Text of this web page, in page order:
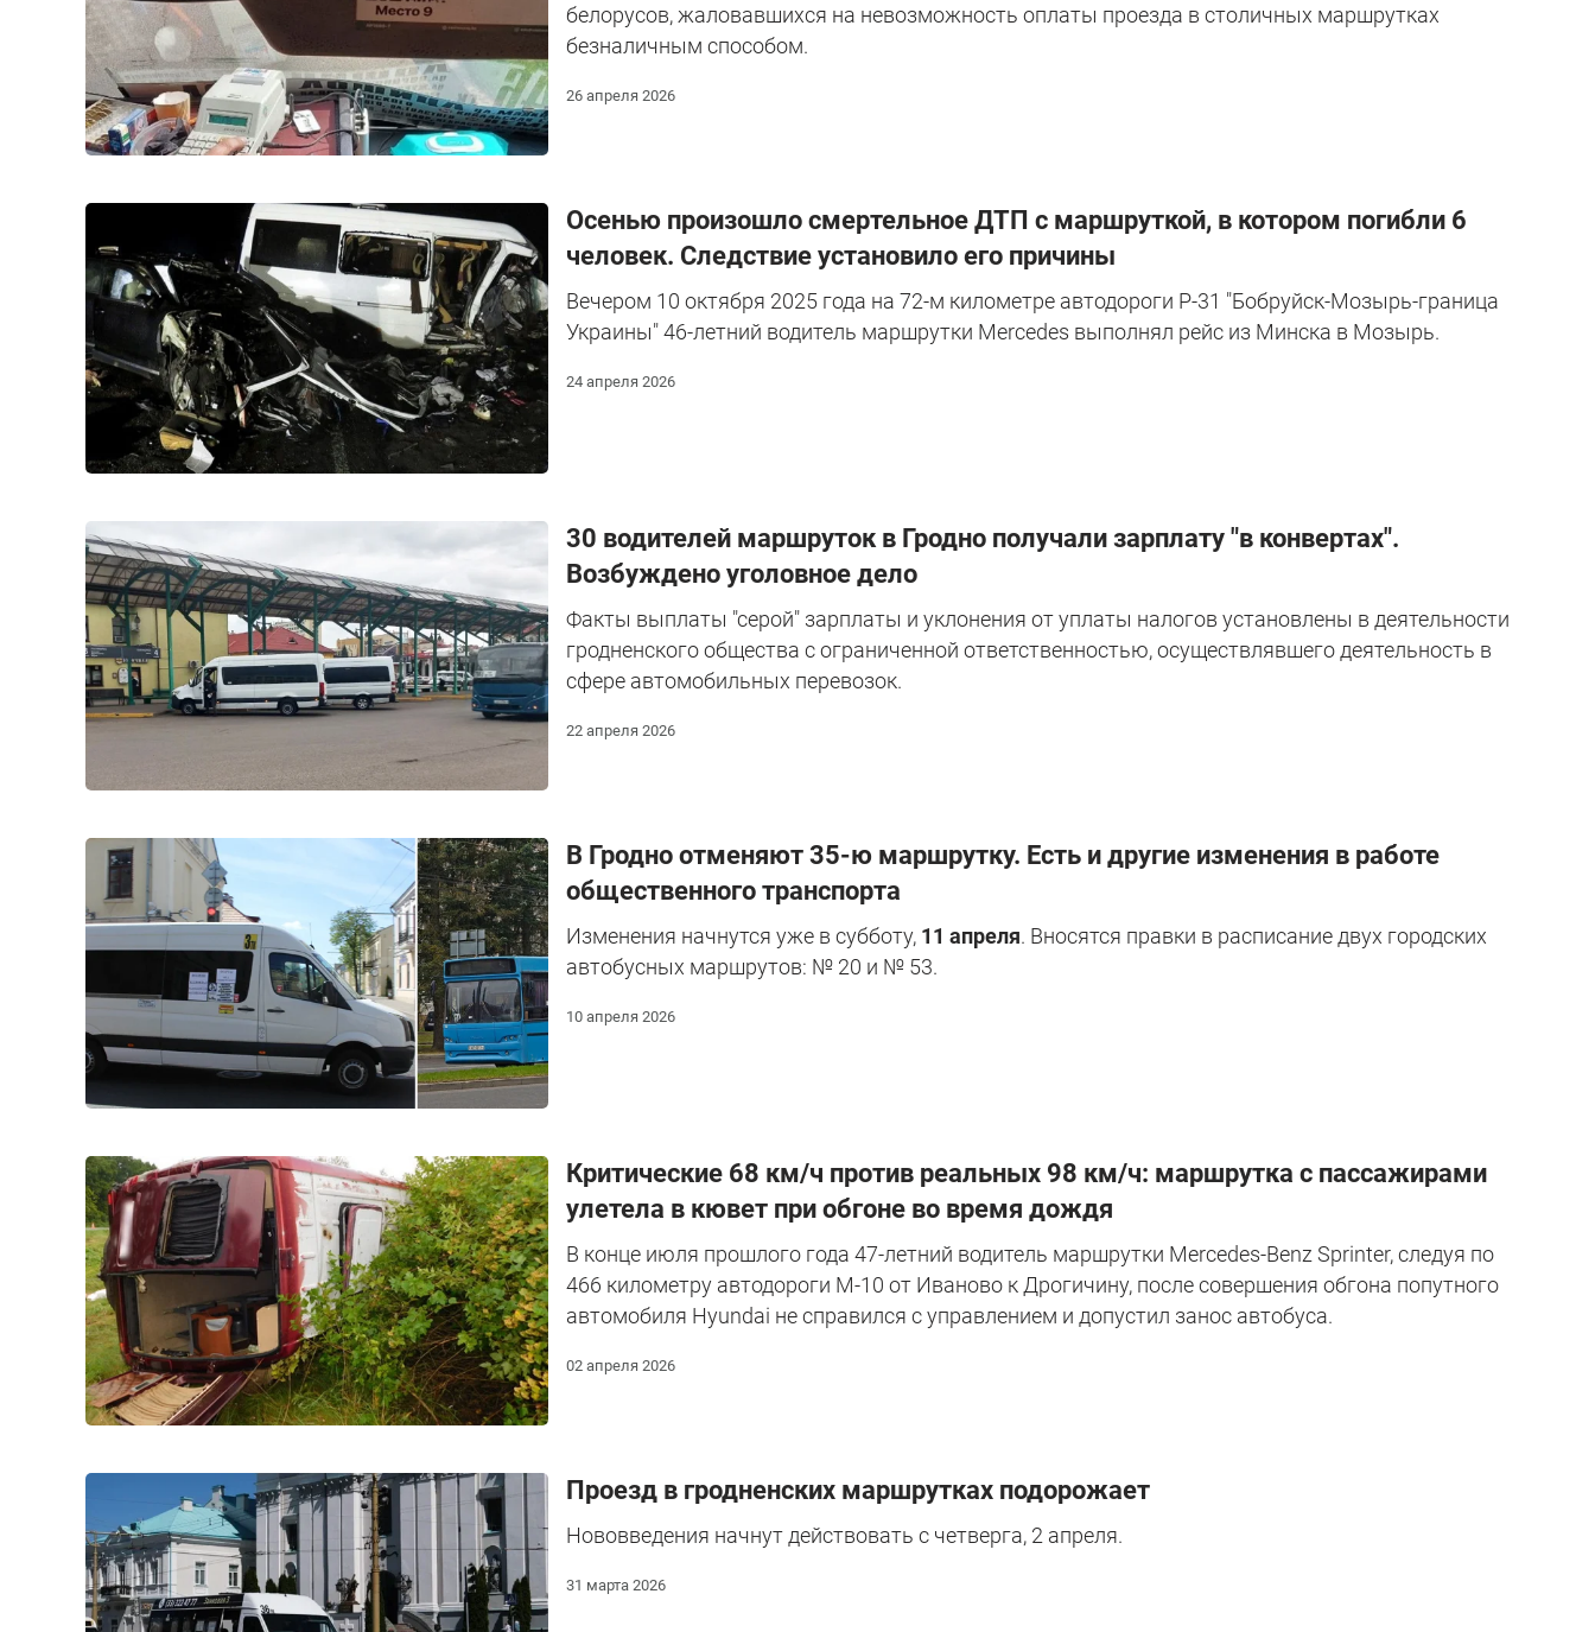
белорусов, жаловавшихся на невозможность оплаты проезда в столичных маршрутках
безналичным способом.
26 апреля 2026
Осенью произошло смертельное ДТП с маршруткой, в котором погибли 6
человек. Следствие установило его причины
Вечером 10 октября 2025 года на 72-м километре автодороги Р-31 "Бобруйск-Мозырь-граница
Украины" 46-летний водитель маршрутки Mercedes выполнял рейс из Минска в Мозырь.
24 апреля 2026
30 водителей маршруток в Гродно получали зарплату "в конвертах".
Возбуждено уголовное дело
Факты выплаты "серой" зарплаты и уклонения от уплаты налогов установлены в деятельности
гродненского общества с ограниченной ответственностью, осуществлявшего деятельность в
сфере автомобильных перевозок.
22 апреля 2026
В Гродно отменяют 35-ю маршрутку. Есть и другие изменения в работе
общественного транспорта
Изменения начнутся уже в субботу, 11 апреля. Вносятся правки в расписание двух городских
автобусных маршрутов: № 20 и № 53.
10 апреля 2026
Критические 68 км/ч против реальных 98 км/ч: маршрутка с пассажирами
улетела в кювет при обгоне во время дождя
В конце июля прошлого года 47-летний водитель маршрутки Mercedes-Benz Sprinter, следуя по
466 километру автодороги М-10 от Иваново к Дрогичину, после совершения обгона попутного
автомобиля Hyundai не справился с управлением и допустил занос автобуса.
02 апреля 2026
Проезд в гродненских маршрутках подорожает
Нововведения начнут действовать с четверга, 2 апреля.
31 марта 2026